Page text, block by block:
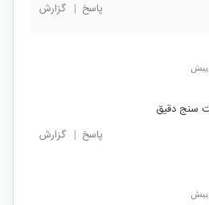
پاسخ | گزارش
پاسخ | گزارش